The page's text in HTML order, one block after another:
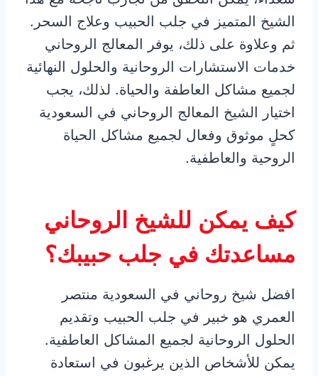
الشيخ المتميز في جلب الحبيب وعلاج السحر.
ثم وعلاوة على ذلك، يوفر المعالج الروحاني
خدمات الاستشارات الروحانية والحلول النهائية
لجميع مشاكل العاطفة والحياة. لذلك، يجب
اختيار الشيخ المعالج الروحاني في السعودية
كحلٍ موثوق وفعال لجميع مشاكل الحياة
الروحية والعاطفية.
كيف يمكن للشيخ الروحاني
مساعدتك في جلب حبيبك؟
افضل شيخ روحاني في السعودية منتصر
العمري هو خبير في جلب الحبيب وتقديم
الحلول الروحانية لجميع المشاكل العاطفية.
يمكن للأشخاص الذين يرغبون في استعادة